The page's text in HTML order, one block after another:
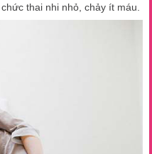
thai nhi nhỏ, chảy ít máu.